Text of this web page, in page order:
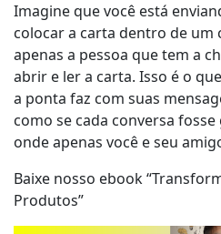
Imagine que você está
colocar a carta dentro de um
apenas a pessoa que tem a
abrir e ler a carta. Isso é o
a ponta faz com suas
como se cada conversa
onde apenas você e seu
Baixe nosso ebook
Produtos”